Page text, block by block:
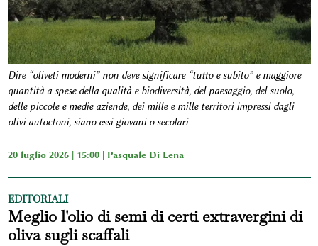
Dire “oliveti moderni” non deve significare “tutto e subito” e maggiore
quantità a spese della qualità e biodiversità, del paesaggio, del suolo,
delle piccole e medie aziende, dei mille e mille territori impressi dagli
olivi autoctoni, siano essi giovani o secolari
20 luglio 2026 | 15:00 | Pasquale Di Lena
EDITORIALI
Meglio l'olio di semi di certi extravergini di
oliva sugli scaffali